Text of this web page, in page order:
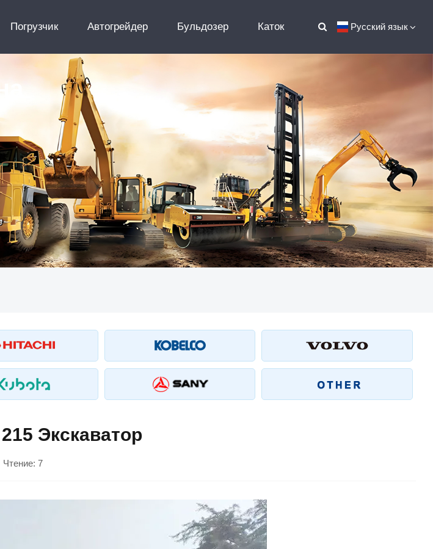
Русский язык
Погрузчик Автогрейдер Бульдозер Каток
Экскаватор
Чтение: 7